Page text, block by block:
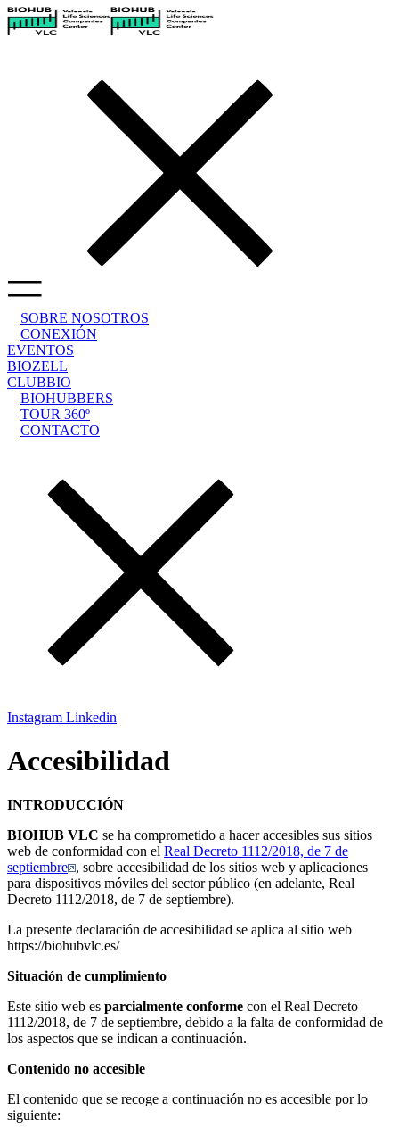
SOBRE NOSOTROS
CONEXIÓN
EVENTOS
BIOZELL
CLUBBIO
BIOHUBBERS
TOUR 360º
CONTACTO
Instagram Linkedin
Accesibilidad
INTRODUCCIÓN
BIOHUB VLC se ha comprometido a hacer accesibles sus sitios
web de conformidad con el Real Decreto 1112/2018, de 7 de
septiembre , sobre accesibilidad de los sitios web y aplicaciones
para dispositivos móviles del sector público (en adelante, Real
Decreto 1112/2018, de 7 de septiembre).
La presente declaración de accesibilidad se aplica al sitio web
https://biohubvlc.es/
Situación de cumplimiento
Este sitio web es parcialmente conforme con el Real Decreto
1112/2018, de 7 de septiembre, debido a la falta de conformidad de
los aspectos que se indican a continuación.
Contenido no accesible
El contenido que se recoge a continuación no es accesible por lo
siguiente: